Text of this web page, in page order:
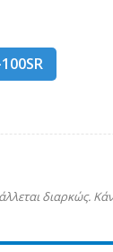
διαρκώς.